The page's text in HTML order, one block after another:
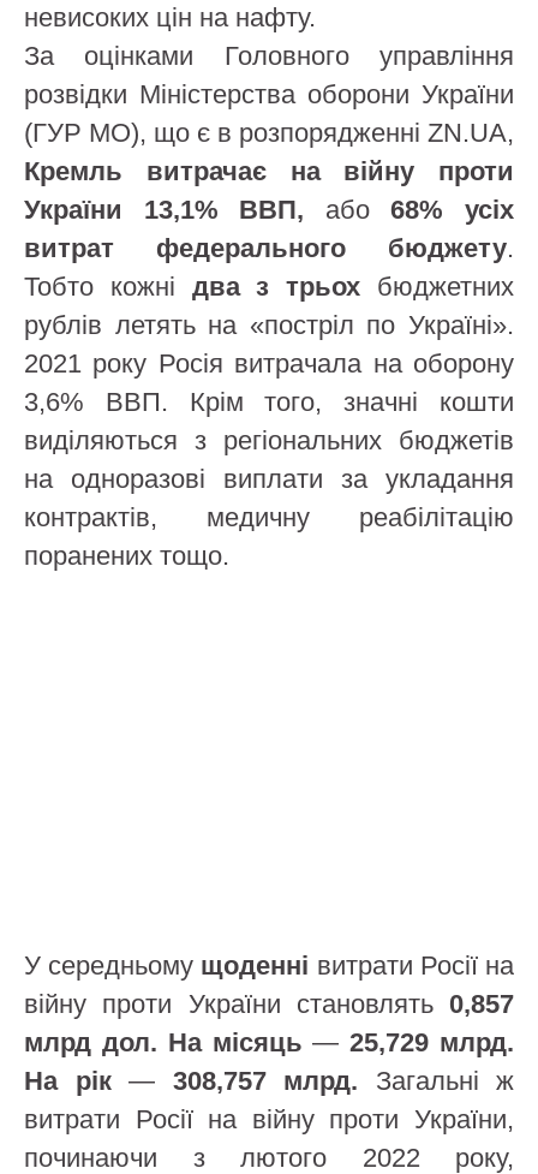
невисоких цін на нафту.
За оцінками Головного управління
розвідки Міністерства оборони України
(ГУР МО), що є в розпорядженні ZN.UA,
Кремль витрачає на війну проти
України 13,1% ВВП, або68% усіх
витрат федерального бюджету.
Тобто кожні два з трьох бюджетних
рублів летять на «постріл по Україні».
2021 року Росія витрачала на оборону
3,6% ВВП. Крім того, значні кошти
виділяються з регіональних бюджетів
на одноразові виплати за укладання
контрактів, медичну реабілітацію
поранених тощо.
У середньому щоденні витрати Росії на
війну проти України становлять 0,857
млрд дол. На місяць —25,729 млрд.
На рік — 308,757 млрд. Загальні ж
витрати Росії на війну проти України,
починаючи з лютого 2022 року,